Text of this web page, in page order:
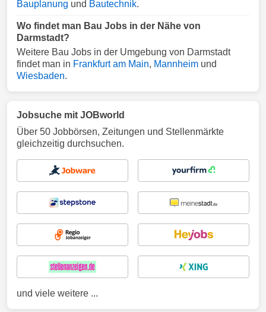
Bauplanung und Bautechnik.
Wo findet man Bau Jobs in der Nähe von
Darmstadt?
Weitere Bau Jobs in der Umgebung von Darmstadt
findet man in Frankfurt am Main, Mannheim und
Wiesbaden.
Jobsuche mit JOBworld
Über 50 Jobbörsen, Zeitungen und Stellenmärkte
gleichzeitig durchsuchen.
und viele weitere ...